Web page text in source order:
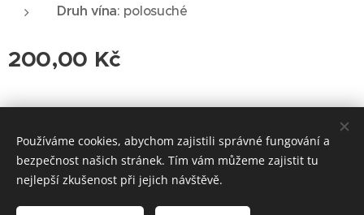
Druh vína: polosuché
200,00 Kč
© 2026 Roudnická vinotéka. Všechna práva vyhrazena.
Cookies
Používáme cookies, abychom zajistili správné fungování a
bezpečnost našich stránek. Tím vám můžeme zajistit tu
nejlepší zkušenost při jejich návštěvě.